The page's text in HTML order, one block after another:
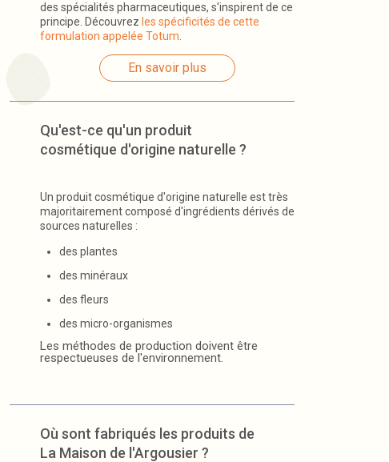
des spécialités pharmaceutiques, s'inspirent de ce
principe. Découvrez les spécificités de cette
formulation appelée Totum
En savoir plus
Qu'est-ce qu'un produit
cosmétique d'origine naturelle ?
Un produit cosmétique d'origine naturelle est très
majoritairement composé d'ingrédients dérivés de
sources naturelles :
des plantes
des minéraux
des fleurs
des micro-organismes
Les méthodes de production doivent être
respectueuses de l'environnement.
Où sont fabriqués les produits de
La Maison de l'Argousier ?